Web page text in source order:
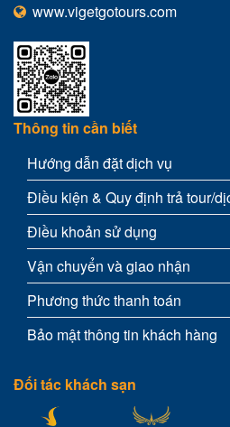
www.vigetgotours.com
Thông tin cần biết
Hướng dẫn đặt dịch vụ
Điều kiện & Quy định trả tour/
Điều khoản sử dụng
Vận chuyển và giao nhận
Phương thức thanh toán
Bảo mật thông tin khách hàng
Đối tác khách sạn